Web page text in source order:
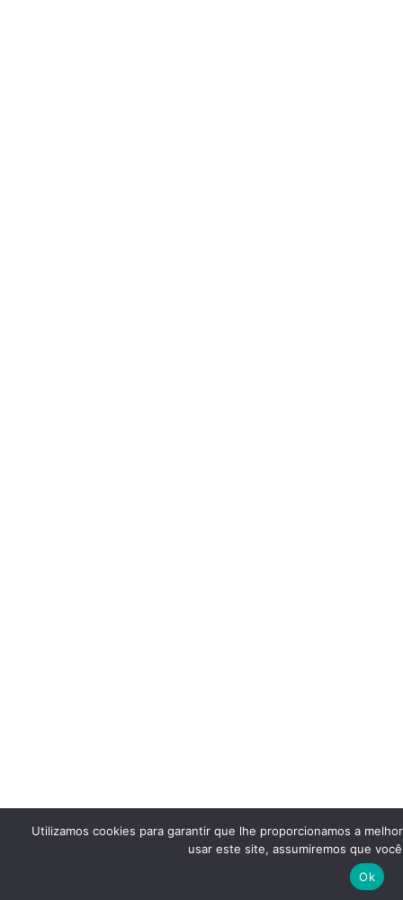
Utilizamos cookies para garantir que lhe proporcionamos a
usar este site, assumiremos que
Ok